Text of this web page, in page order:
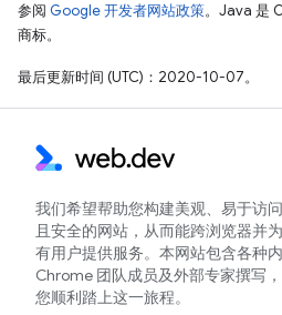
参阅 Google 开发者网站政策。Java 是
商标。
最后更新时间 (UTC)：2020-10-07。
我们希望帮助您构建美观、易于访
且安全的网站，从而能跨浏览器并
有用户提供服务。本网站包含各种
Chrome 团队成员及外部专家撰写
您顺利踏上这一旅程。